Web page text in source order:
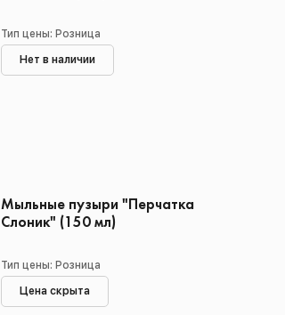
Тип цены: Розница
Нет в наличии
Мыльные пузыри "Перчатка
Слоник" (150 мл)
Тип цены: Розница
Цена скрыта